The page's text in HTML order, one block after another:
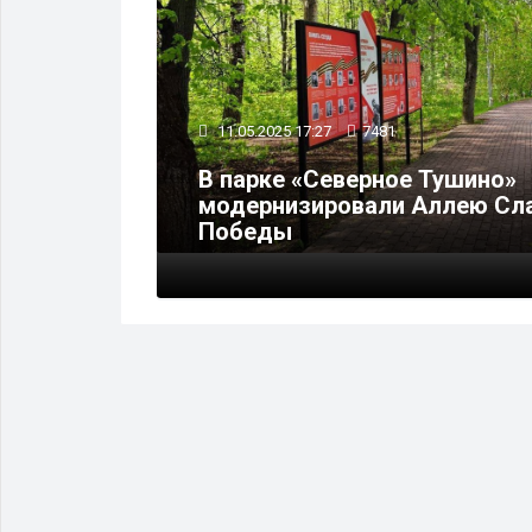
11.05.2025 17:27 7481
В парке «Северное Тушино»
модернизировали Аллею
Победы